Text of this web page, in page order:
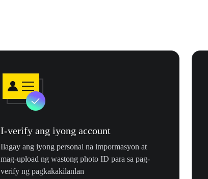
I-verify ang iyong account
Ilagay ang iyong personal na impormasyon at
mag-upload ng wastong photo ID para sa pag-
verify ng pagkakakilanlan